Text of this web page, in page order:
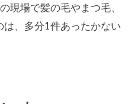
現場で髪の毛やまつ毛、
、多分1件あったかない